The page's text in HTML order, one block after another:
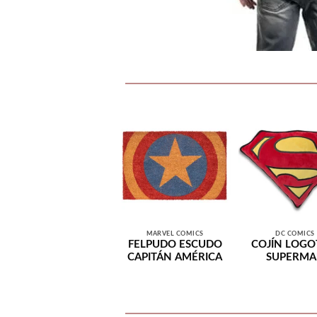
MARVEL COMICS
FELPUDO ESCUDO
CAPITÁN AMÉRICA
DC COMICS
COJÍN